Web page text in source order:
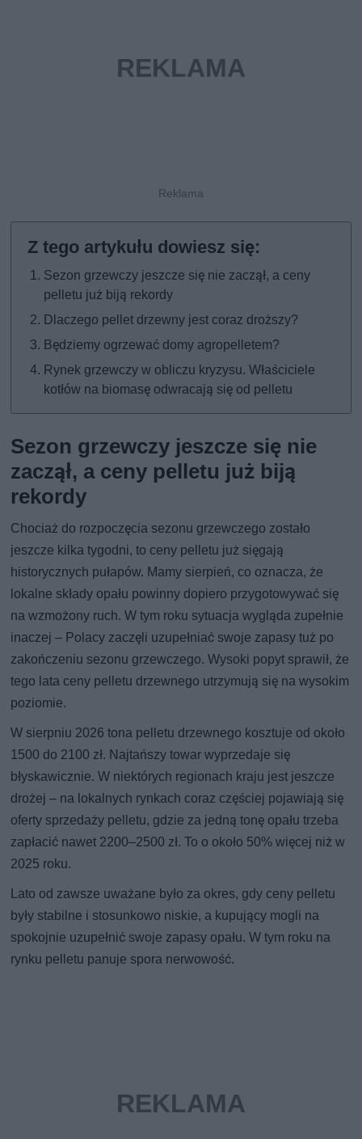
Sezon grzewczy jeszcze się nie zaczął, a ceny
pelletu już biją rekordy
Dlaczego pellet drzewny jest coraz droższy?
Będziemy ogrzewać domy agropelletem?
Rynek grzewczy w obliczu kryzysu. Właściciele
kotłów na biomasę odwracają się od pelletu
Sezon grzewczy jeszcze się nie
zaczął, a ceny pelletu już biją
rekordy
Chociaż do rozpoczęcia sezonu grzewczego zostało
jeszcze kilka tygodni, to ceny pelletu już sięgają
historycznych pułapów. Mamy sierpień, co oznacza, że
lokalne składy opału powinny dopiero przygotowywać się
na wzmożony ruch. W tym roku sytuacja wygląda zupełnie
inaczej – Polacy zaczęli uzupełniać swoje zapasy tuż po
zakończeniu sezonu grzewczego. Wysoki popyt sprawił, że
tego lata ceny pelletu drzewnego utrzymują się na wysokim
poziomie.
W sierpniu 2026 tona pelletu drzewnego kosztuje od około
1500 do 2100 zł. Najtańszy towar wyprzedaje się
błyskawicznie. W niektórych regionach kraju jest jeszcze
drożej – na lokalnych rynkach coraz częściej pojawiają się
oferty sprzedaży pelletu, gdzie za jedną tonę opału trzeba
zapłacić nawet 2200–2500 zł. To o około 50% więcej niż w
2025 roku.
Lato od zawsze uważane było za okres, gdy ceny pelletu
były stabilne i stosunkowo niskie, a kupujący mogli na
spokojnie uzupełnić swoje zapasy opału. W tym roku na
rynku pelletu panuje spora nerwowość.